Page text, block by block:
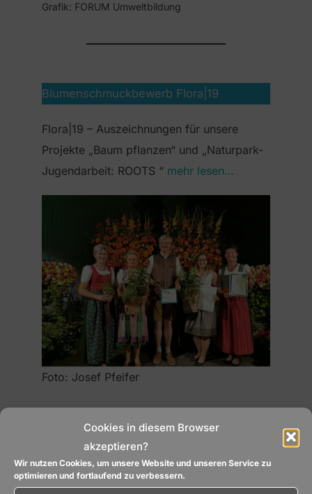
Cookies in diesem Browser
akzeptieren?
Wir nutzen Cookies, um unsere Website und unseren Service zu
optimieren und fortlaufend zu verbessern.
Grafik: FORUM Umweltbildung
Blumenschmuckbewerb Flora|19
Flora|19 – Auszeichnungen für unsere
Projekte „Baum pflanzen“ und „Naturpark-
Jugendarbeit: ROOTS “ mehr lesen…
Foto: Josef Pfeifer
Europäische Mobilitätswoche 2019